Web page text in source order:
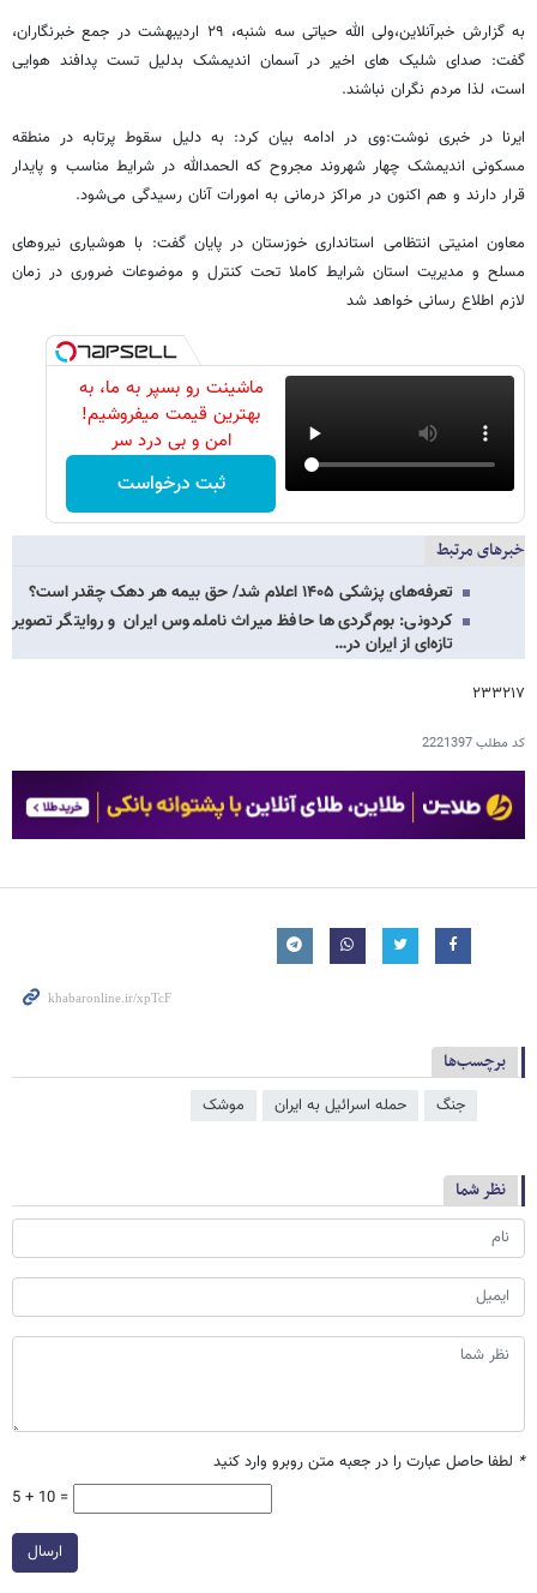
به گزارش خبرآنلاین،ولی الله حیاتی سه شنبه، ۲۹ اردیبهشت در جمع خبرنگاران،
گفت: صدای شلیک های اخیر در آسمان اندیمشک بدلیل تست پدافند هوایی
است، لذا مردم نگران نباشند.
ایرنا در خبری نوشت:وی در ادامه بیان کرد: به دلیل سقوط پرتابه در منطقه
مسکونی اندیمشک چهار شهروند مجروح که الحمدالله در شرایط مناسب و پایدار
قرار دارند و هم اکنون در مراکز درمانی به امورات آنان رسیدگی می‌شود.
معاون امنیتی انتظامی استانداری خوزستان در پایان گفت: با هوشیاری نیروهای
مسلح و مدیریت استان شرایط کاملا تحت کنترل و موضوعات ضروری در زمان
لازم اطلاع رسانی خواهد شد
ماشینت رو بسپر به ما، به
بهترین قیمت میفروشیم!
امن و بی درد سر
ثبت درخواست
خبرهای مرتبط
تعرفه‌های پزشکی ۱۴۰۵ اعلام شد/ حق بیمه هر دهک چقدر است؟
کردونی: بوم‌گردی‌ها حافظ میراث ناملموس ایران و روایتگر تصویر
تازه‌ای از ایران در…
۲۳۳۲۱۷
کد مطلب2221397
برچسب‌ها
جنگ حمله اسرائیل به ایران موشک
نظر شما
* لطفا حاصل عبارت را در جعبه متن روبرو وارد کنید
5 + 10 =
ارسال